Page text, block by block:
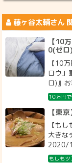
藤ヶ谷太輔さん
【10
0(ゼロ)
【10
ロウ」
ロ)』
10万円
【東
【も
大きな
2020/
もしもツ